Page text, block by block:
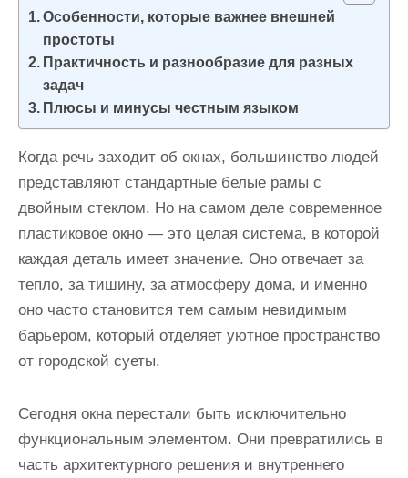
Особенности, которые важнее внешней
простоты
Практичность и разнообразие для разных
задач
Плюсы и минусы честным языком
Когда речь заходит об окнах, большинство людей
представляют стандартные белые рамы с
двойным стеклом. Но на самом деле современное
пластиковое окно — это целая система, в которой
каждая деталь имеет значение. Оно отвечает за
тепло, за тишину, за атмосферу дома, и именно
оно часто становится тем самым невидимым
барьером, который отделяет уютное пространство
от городской суеты.
Сегодня окна перестали быть исключительно
функциональным элементом. Они превратились в
часть архитектурного решения и внутреннего